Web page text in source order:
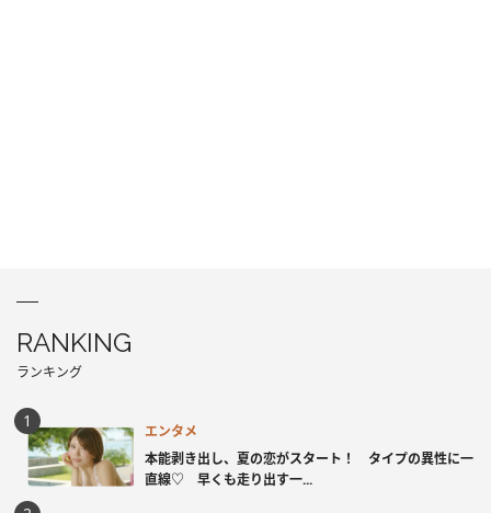
RANKING
ランキング
エンタメ
本能剥き出し、夏の恋がスタート！ タイプの異性に一
直線♡ 早くも走り出す一...